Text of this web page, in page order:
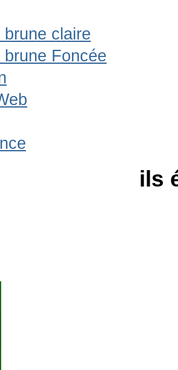
brune claire
brune Foncée
ils